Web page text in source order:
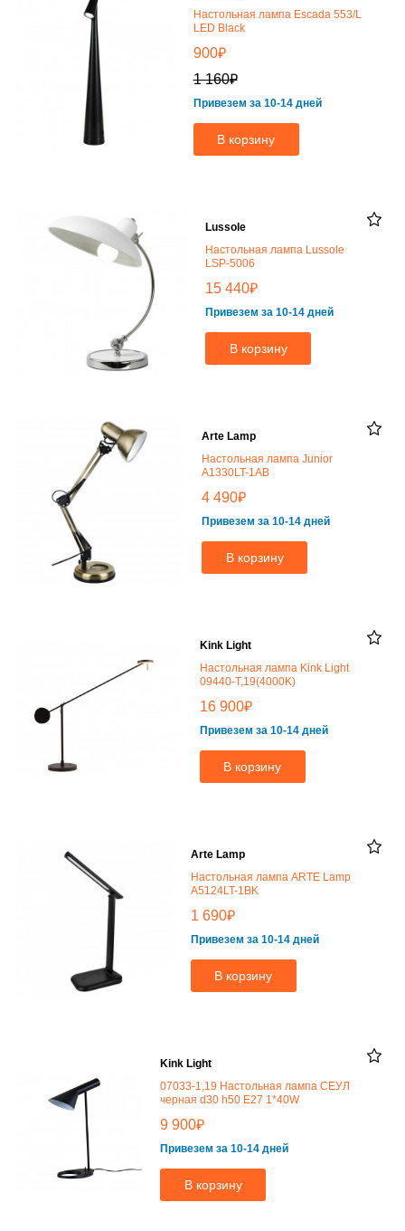
Настольная лампа Escada 553/L
LED Black
900₽
1 160₽
Привезем за 10-14 дней
В корзину
Lussole
Настольная лампа Lussole
LSP-5006
15 440₽
Привезем за 10-14 дней
В корзину
Arte Lamp
Настольная лампа Junior
A1330LT-1AB
4 490₽
Привезем за 10-14 дней
В корзину
Kink Light
Настольная лампа Kink Light
09440-T,19(4000K)
16 900₽
Привезем за 10-14 дней
В корзину
Arte Lamp
Настольная лампа ARTE Lamp
A5124LT-1BK
1 690₽
Привезем за 10-14 дней
В корзину
Kink Light
07033-1,19 Настольная лампа СЕУЛ
черная d30 h50 E27 1*40W
9 900₽
Привезем за 10-14 дней
В корзину